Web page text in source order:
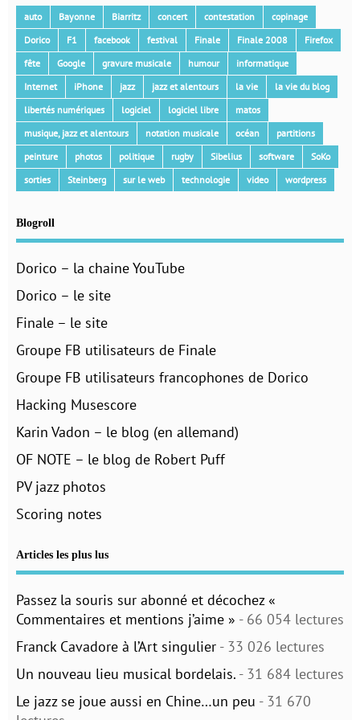
auto Bayonne Biarritz concert contestation
copinage
Dorico
F1 facebook festival Finale Finale 2008
Firefox
fête
Google gravure musicale humour
informatique
Internet
iPhone jazz jazz et alentours la vie
la vie du blog
libertés numériques
logiciel logiciel libre
matos
musique, jazz et alentours
notation musicale océan
partitions
peinture
photos politique rugby Sibelius software
SoKo
sorties
Steinberg sur le web technologie video wordpress
Blogroll
Dorico – la chaine YouTube
Dorico – le site
Finale – le site
Groupe FB utilisateurs de Finale
Groupe FB utilisateurs francophones de Dorico
Hacking Musescore
Karin Vadon – le blog (en allemand)
OF NOTE – le blog de Robert Puff
PV jazz photos
Scoring notes
Articles les plus lus
Passez la souris sur abonné et décochez «
Commentaires et mentions j’aime » - 66 054 lectures
Franck Cavadore à l’Art singulier - 33 026 lectures
Un nouveau lieu musical bordelais. - 31 684 lectures
Le jazz se joue aussi en Chine…un peu - 31 670